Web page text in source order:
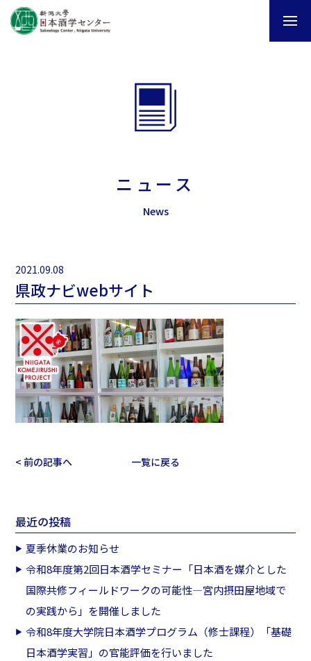
ニュース
News
2021.09.08
県政ナビwebサイト
< 前の記事へ 一覧に戻る
最近の投稿
夏季休業のお知らせ
令和8年度第2回日本酒学セミナー「日本酒を媒介とした
国際共修フィールドワークの可能性―宮内摂田屋地域で
の実践から」を開催しました
令和8年度大学院日本酒学プログラム（修士課程）「基礎
日本酒学実習」の官能評価を行いました